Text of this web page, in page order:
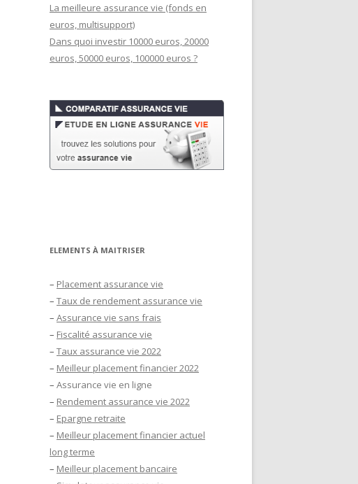
La meilleure assurance vie (fonds en
euros, multisupport)
Dans quoi investir 10000 euros, 20000
euros, 50000 euros, 100000 euros ?
ELEMENTS À MAITRISER
– Placement assurance vie
– Taux de rendement assurance vie
– Assurance vie sans frais
– Fiscalité assurance vie
– Taux assurance vie 2022
– Meilleur placement financier 2022
– Assurance vie en ligne
– Rendement assurance vie 2022
– Epargne retraite
– Meilleur placement financier actuel
long terme
– Meilleur placement bancaire